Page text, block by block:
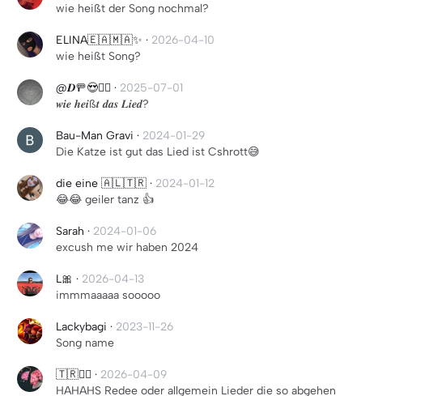
wie heißt der Song nochmal?
ELINA🇪🇦🇲🇦✨ · 2026-04-10
wie heißt Song?
@𝑫🚥😍✌🏼 · 2025-07-01
𝒘𝒊𝒆 𝒉𝒆𝒊ß𝒕 𝒅𝒂𝒔 𝑳𝒊𝒆𝒅?
Bau-Man Gravi · 2024-01-29
Die Katze ist gut das Lied ist Cshrott😅
die eine 🇦🇱🇹🇷 · 2024-01-12
😂😂 geiler tanz 👍
Sarah · 2024-01-06
excush me wir haben 2024
L🎀 · 2026-04-13
immmaaaaa sooooo
Lackybagi · 2023-11-26
Song name
🇹🇷☝🏼 · 2026-04-09
HAHAHS Redee oder allgemein Lieder die so abgehen